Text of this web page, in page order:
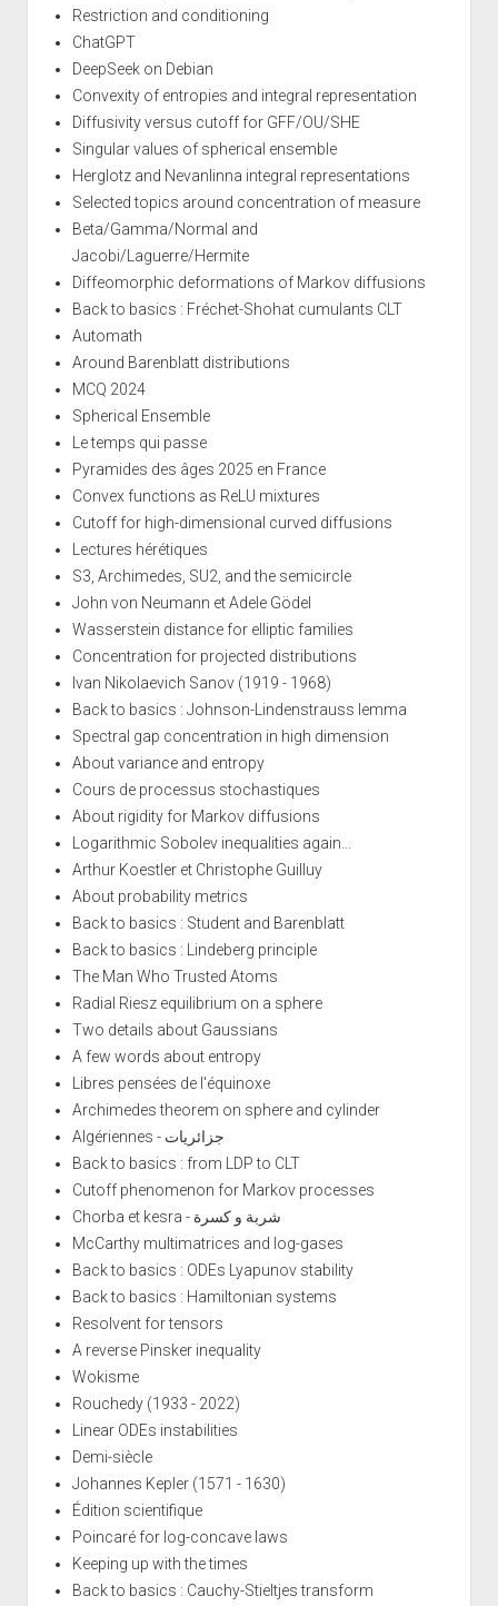
Restriction and conditioning
ChatGPT
DeepSeek on Debian
Convexity of entropies and integral representation
Diffusivity versus cutoff for GFF/OU/SHE
Singular values of spherical ensemble
Herglotz and Nevanlinna integral representations
Selected topics around concentration of measure
Beta/Gamma/Normal and
Jacobi/Laguerre/Hermite
Diffeomorphic deformations of Markov diffusions
Back to basics : Fréchet-Shohat cumulants CLT
Automath
Around Barenblatt distributions
MCQ 2024
Spherical Ensemble
Le temps qui passe
Pyramides des âges 2025 en France
Convex functions as ReLU mixtures
Cutoff for high-dimensional curved diffusions
Lectures hérétiques
S3, Archimedes, SU2, and the semicircle
John von Neumann et Adele Gödel
Wasserstein distance for elliptic families
Concentration for projected distributions
Ivan Nikolaevich Sanov (1919 - 1968)
Back to basics : Johnson-Lindenstrauss lemma
Spectral gap concentration in high dimension
About variance and entropy
Cours de processus stochastiques
About rigidity for Markov diffusions
Logarithmic Sobolev inequalities again...
Arthur Koestler et Christophe Guilluy
About probability metrics
Back to basics : Student and Barenblatt
Back to basics : Lindeberg principle
The Man Who Trusted Atoms
Radial Riesz equilibrium on a sphere
Two details about Gaussians
A few words about entropy
Libres pensées de l'équinoxe
Archimedes theorem on sphere and cylinder
Algériennes - جزائريات
Back to basics : from LDP to CLT
Cutoff phenomenon for Markov processes
Chorba et kesra - شربة و كسرة
McCarthy multimatrices and log-gases
Back to basics : ODEs Lyapunov stability
Back to basics : Hamiltonian systems
Resolvent for tensors
A reverse Pinsker inequality
Wokisme
Rouchedy (1933 - 2022)
Linear ODEs instabilities
Demi-siècle
Johannes Kepler (1571 - 1630)
Édition scientifique
Poincaré for log-concave laws
Keeping up with the times
Back to basics : Cauchy-Stieltjes transform